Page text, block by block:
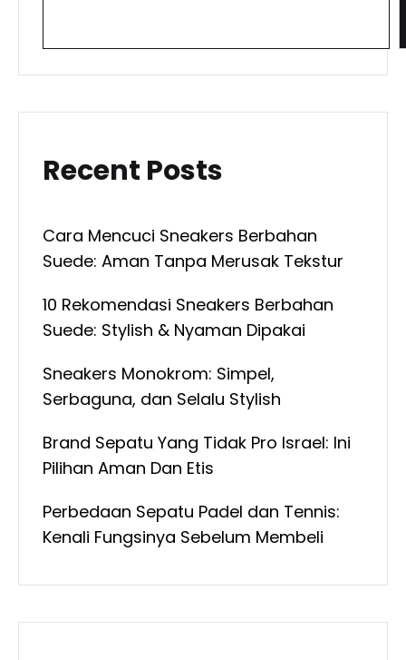
Recent Posts
Cara Mencuci Sneakers Berbahan
Suede: Aman Tanpa Merusak Tekstur
10 Rekomendasi Sneakers Berbahan
Suede: Stylish & Nyaman Dipakai
Sneakers Monokrom: Simpel,
Serbaguna, dan Selalu Stylish
Brand Sepatu Yang Tidak Pro Israel: Ini
Pilihan Aman Dan Etis
Perbedaan Sepatu Padel dan Tennis:
Kenali Fungsinya Sebelum Membeli